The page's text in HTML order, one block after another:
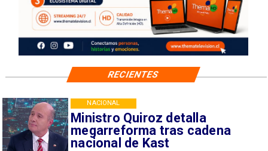
Ministro Quiroz detalla
megarreforma tras cadena
nacional de Kast
NACIONAL
RECIENTES